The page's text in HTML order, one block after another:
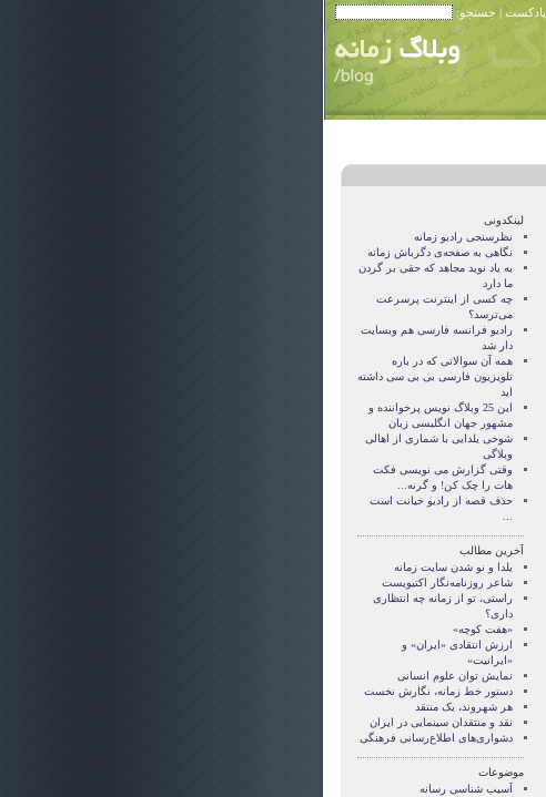
پادکست | جستجو:
لینکدونی
نظرسنجی رادیو زمانه
نگاهی به صفحه‌ی دگرباش زمانه
به یاد نوید مجاهد که حقی بر گردن
ما دارد
چه کسی از اینترنت پرسرعت
می‌ترسد؟
رادیو فرانسه فارسی هم وبسایت
دار شد
همه آن سوالاتی که در باره
تلویزیون فارسی بی بی سی داشته
اید
این 25 وبلاگ نویس پرخواننده و
مشهور جهان انگلیسی زبان
شوخی یلدایی با شماری از اهالی
وبلاگی
وقتی گزارش می نویسی فکت
هات را چک کن! و گرنه...
حذف قصه از راديو خيانت است
آخرین مطالب
یلدا و نو شدن سایت زمانه
شاعر روزنامه‌نگار اکتیویست
راستی، تو از زمانه چه انتظاری
داری؟
«هفت کوچه»
ارزش انتقادی «ایران» و
«ایرانیت»
نمایش توان علوم انسانی
دستور خط زمانه، نگارش نخست
هر شهروند، یک منتقد
نقد و منتقدان سینمایی در ایران
دشواری‌های اطلاع‌رسانی فرهنگی
موضوعات
آسیب شناسی رسانه